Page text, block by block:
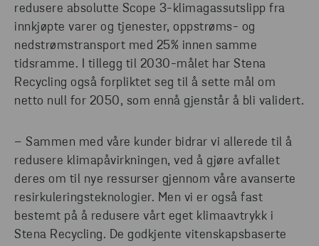
redusere absolutte Scope 3-klimagassutslipp fra
innkjøpte varer og tjenester, oppstrøms- og
nedstrømstransport med 25% innen samme
tidsramme. I tillegg til 2030-målet har Stena
Recycling også forpliktet seg til å sette mål om
netto null for 2050, som ennå gjenstår å bli validert.
– Sammen med våre kunder bidrar vi allerede til å
redusere klimapåvirkningen, ved å gjøre avfallet
deres om til nye ressurser gjennom våre avanserte
resirkuleringsteknologier. Men vi er også fast
bestemt på å redusere vårt eget klimaavtrykk i
Stena Recycling. De godkjente vitenskapsbaserte